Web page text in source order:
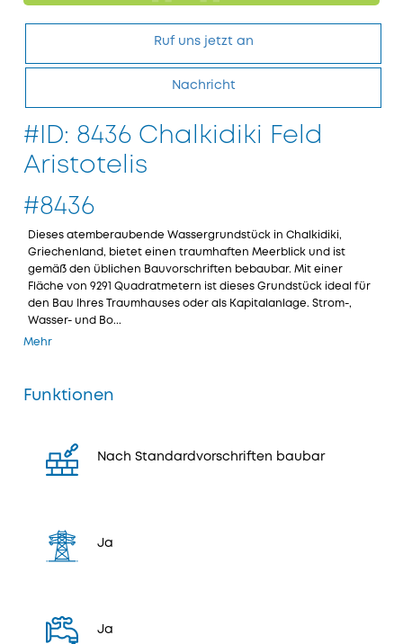
Ruf uns jetzt an
Nachricht
#ID: 8436 Chalkidiki Feld
Aristotelis
#8436
Dieses atemberaubende Wassergrundstück in Chalkidiki,
Griechenland, bietet einen traumhaften Meerblick und ist
gemäß den üblichen Bauvorschriften bebaubar. Mit einer
Fläche von 9291 Quadratmetern ist dieses Grundstück ideal für
den Bau Ihres Traumhauses oder als Kapitalanlage. Strom-,
Wasser- und Bo...
Mehr
Funktionen
Nach Standardvorschriften baubar
Ja
Ja